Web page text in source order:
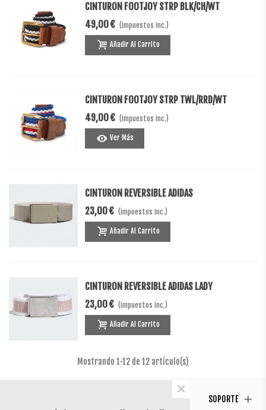
CINTURON FOOTJOY STRP BLK/CH/WT
49,00 € (impuestos inc.)
Añadir Al Carrito
CINTURON FOOTJOY STRP TWL/RRD/WT
49,00 € (impuestos inc.)
Ver Más
CINTURON REVERSIBLE ADIDAS
23,00 € (impuestos inc.)
Añadir Al Carrito
CINTURON REVERSIBLE ADIDAS LADY
23,00 € (impuestos inc.)
Añadir Al Carrito
Mostrando 1-12 de 12 artículo(s)
SOPORTE
×